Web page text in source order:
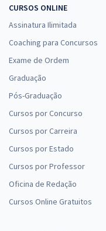
CURSOS ONLINE
Assinatura Ilimitada
Coaching para Concursos
Exame de Ordem
Graduação
Pós-Graduação
Cursos por Concurso
Cursos por Carreira
Cursos por Estado
Cursos por Professor
Oficina de Redação
Cursos Online Gratuitos